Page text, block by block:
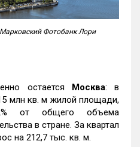
Фотобанк Лори
остается
Москва: в
млн кв. м жилой площади,
от общего объема
в стране. За квартал
на 212,7 тыс. кв. м.